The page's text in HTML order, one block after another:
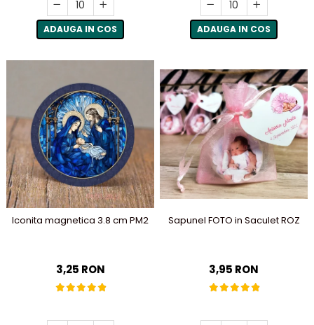
ADAUGA IN COS ADAUGA IN COS
Iconita magnetica 3.8 cm PM2
3,25 RON
Sapunel FOTO in Saculet ROZ
3,95 RON